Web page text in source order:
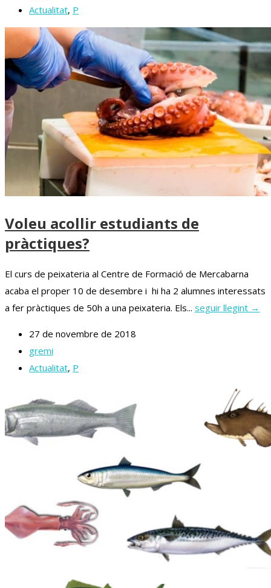
Actualitat, P
Voleu acollir estudiants de
pràctiques?
El curs de peixateria al Centre de Formació de Mercabarna
acaba el proper 10 de desembre i hi ha 2 alumnes interessats
a fer pràctiques de 50h a una peixateria. Els... seguir llegint →
27 de novembre de 2018
gremi
Actualitat, P